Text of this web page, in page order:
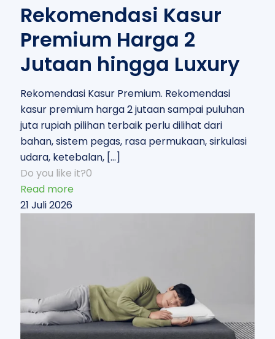
Rekomendasi Kasur
Premium Harga 2
Jutaan hingga Luxury
Rekomendasi Kasur Premium. Rekomendasi
kasur premium harga 2 jutaan sampai puluhan
juta rupiah pilihan terbaik perlu dilihat dari
bahan, sistem pegas, rasa permukaan, sirkulasi
udara, ketebalan, […]
Do you like it?0
Read more
21 Juli 2026